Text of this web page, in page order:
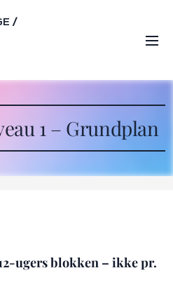
/
1 – Grundplan
ugers blokken – ikke pr.